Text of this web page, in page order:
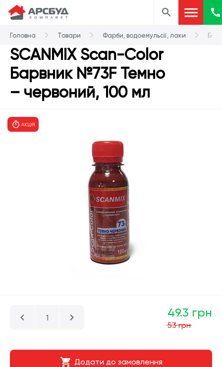
Головна Товари Фарби, водоемульсії, лаки
SCANMIX Scan-Color
Барвник №73F Темно
– червоний, 100 мл
АКЦІЯ
49.3 грн
53 грн
Додати до замовлення